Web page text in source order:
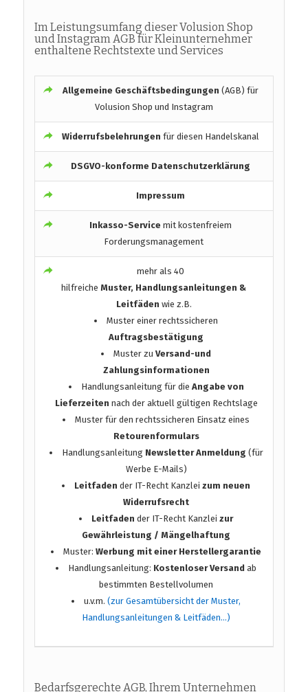
Im Leistungsumfang dieser Volusion Shop
und Instagram AGB für Kleinunternehmer
enthaltene Rechtstexte und Services
Allgemeine Geschäftsbedingungen (AGB) für
Volusion Shop und Instagram
Widerrufsbelehrungenfür diesen Handelskanal
DSGVO-konforme Datenschutzerklärung
Impressum
Inkasso-Service mit kostenfreiem
Forderungsmanagement
mehr als 40
hilfreicheMuster, Handlungsanleitungen &
Leitfäden wie z.B.
Muster einer rechtssicheren
Auftragsbestätigung
Muster zuVersand-und
Zahlungsinformationen
Handlungsanleitung für die Angabe von
Lieferzeiten nach der aktuell gültigen Rechtslage
Muster für den rechtssicheren Einsatz eines
Retourenformulars
Handlungsanleitung Newsletter Anmeldung (für
Werbe E-Mails)
Leitfaden der IT-Recht Kanzleizum neuen
Widerrufsrecht
Leitfaden der IT-Recht Kanzleizur
Gewährleistung / Mängelhaftung
Muster:Werbung mit einer Herstellergarantie
Handlungsanleitung: Kostenloser Versand ab
bestimmten Bestellvolumen
u.v.m.(zur Gesamtübersicht der Muster,
Handlungsanleitungen & Leitfäden…)
Bedarfsgerechte AGB, Ihrem Unternehmen